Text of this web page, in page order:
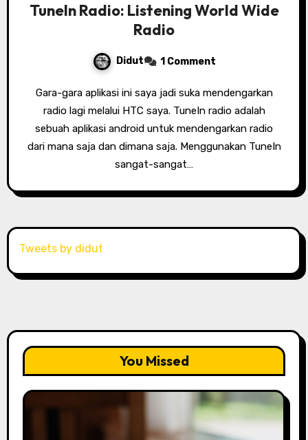
TuneIn Radio: Listening World Wide
Radio
Didut 1 Comment
Gara-gara aplikasi ini saya jadi suka mendengarkan
radio lagi melalui HTC saya. TuneIn radio adalah
sebuah aplikasi android untuk mendengarkan radio
dari mana saja dan dimana saja. Menggunakan TuneIn
sangat-sangat…
Tweets by didut
You Missed